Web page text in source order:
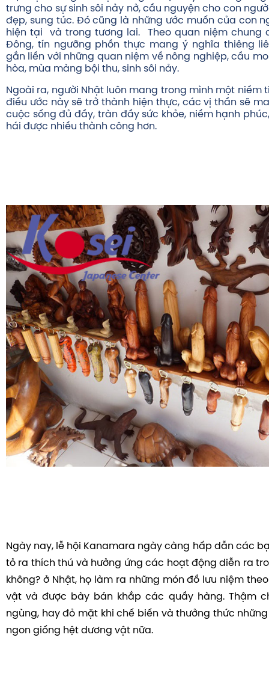
trưng cho sự sinh sôi nảy nở, cầu nguyện cho con
đẹp, sung túc. Đó cũng là những ước muốn của con
hiện tại và trong tương lai. Theo quan niệm chung
Đông, tín ngưỡng phồn thực mang ý nghĩa thiêng
gắn liền với những quan niệm về nông nghiệp, cầu
hòa, mùa màng bội thu, sinh sôi nảy.
Ngoài ra, người Nhật luôn mang trong mình một niềm
điều ước này sẽ trở thành hiện thực, các vị thần sẽ
cuộc sống đủ đầy, tràn đầy sức khỏe, niềm hạnh
hái được nhiều thành công hơn.
Ngày nay, lễ hội Kanamara ngày càng hấp dẫn các
tỏ ra thích thú và hưởng ứng các hoạt động diễn ra
không? ở Nhật, họ làm ra những món đồ lưu niệm
vật và được bày bán khắp các quầy hàng. Thậm
ngùng, hay đỏ mặt khi chế biến và thưởng thức
ngon giống hệt dương vật nữa.